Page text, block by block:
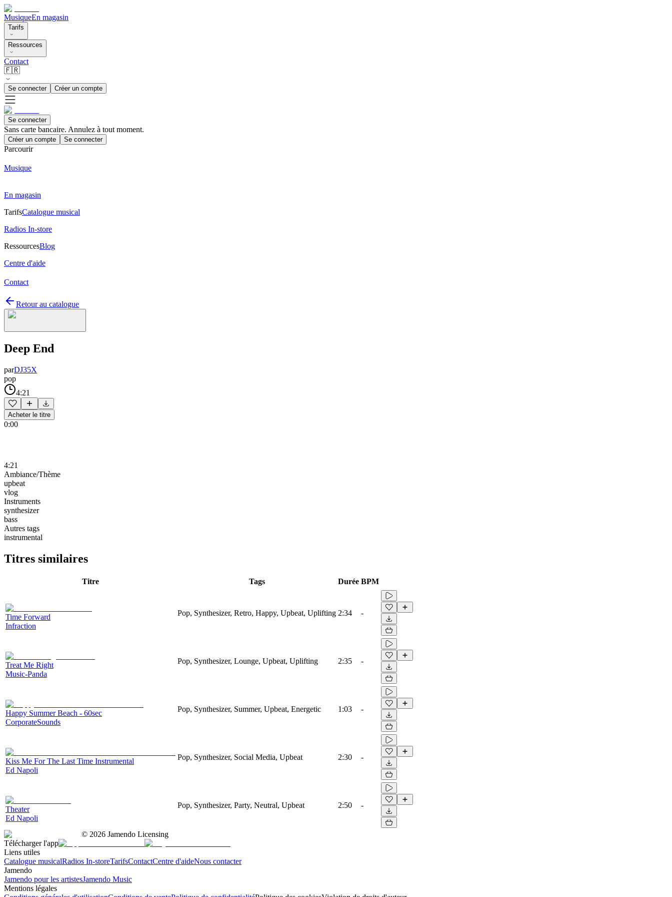
MusiqueEn magasin
Tarifs
Ressources
Contact
🇫🇷
Se connecter Créer un compte
Se connecter
Sans carte bancaire. Annulez à tout moment.
Créer un compte Se connecter
Parcourir
Musique
En magasin
TarifsCatalogue musical
Radios In-store
RessourcesBlog
Centre d'aide
Contact
Retour au catalogue
Deep End
parDJ35X
pop
4:21
Acheter le titre
0:00
4:21
Ambiance/Thème
upbeat
vlog
Instruments
synthesizer
bass
Autres tags
instrumental
Titres similaires
Titre Tags Durée BPM
Time Forward
Infraction
Pop, Synthesizer, Retro, Happy, Upbeat, Uplifting 2:34 -
Treat Me Right
Music-Panda
Pop, Synthesizer, Lounge, Upbeat, Uplifting 2:35 -
Happy Summer Beach - 60sec
CorporateSounds
Pop, Synthesizer, Summer, Upbeat, Energetic 1:03 -
Kiss Me For The Last Time Instrumental
Ed Napoli
Pop, Synthesizer, Social Media, Upbeat 2:30 -
Theater
Ed Napoli
Pop, Synthesizer, Party, Neutral, Upbeat 2:50 -
© 2026 Jamendo Licensing
Télécharger l'app
Liens utiles
Catalogue musicalRadios In-storeTarifsContactCentre d'aideNous contacter
Jamendo
Jamendo pour les artistesJamendo Music
Mentions légales